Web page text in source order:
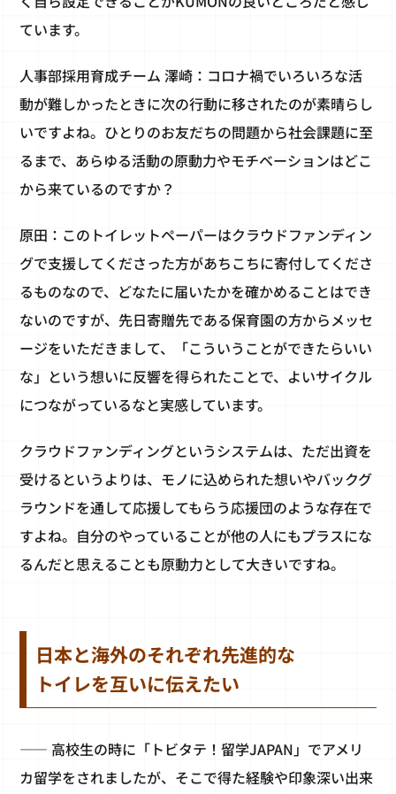
ています。
人事部採用育成チーム 澤崎：コロナ禍でいろいろな活
動が難しかったときに次の行動に移されたのが素晴らし
いですよね。ひとりのお友だちの問題から社会課題に至
るまで、あらゆる活動の原動力やモチベーションはどこ
から来ているのですか？
原田：このトイレットペーパーはクラウドファンディン
グで支援してくださった方があちこちに寄付してくださ
るものなので、どなたに届いたかを確かめることはでき
ないのですが、先日寄贈先である保育園の方からメッセ
ージをいただきまして、「こういうことができたらいい
な」という想いに反響を得られたことで、よいサイクル
につながっているなと実感しています。
クラウドファンディングというシステムは、ただ出資を
受けるというよりは、モノに込められた想いやバックグ
ラウンドを通して応援してもらう応援団のような存在で
すよね。自分のやっていることが他の人にもプラスにな
るんだと思えることも原動力として大きいですね。
日本と海外のそれぞれ先進的な
トイレを互いに伝えたい
―― 高校生の時に「トビタテ！留学JAPAN」でアメリ
カ留学をされましたが、そこで得た経験や印象深い出来